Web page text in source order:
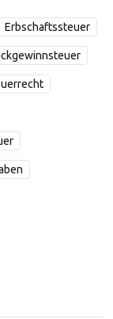
Erbschaftssteuer